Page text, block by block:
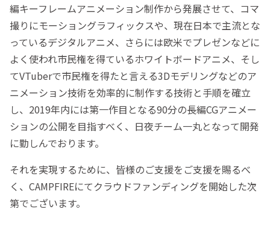
編キーフレームアニメーション制作から発展させて、コマ
撮りにモーショングラフィックスや、現在日本で主流とな
っているデジタルアニメ、さらには欧米でプレゼンなどに
よく使われ市民権を得ているホワイトボードアニメ、そし
てVTuberで市民権を得たと言える3Dモデリングなどのア
ニメーション技術を効率的に制作する技術と手順を確立
し、2019年内には第一作目となる90分の長編CGアニメー
ションの公開を目指すべく、日夜チーム一丸となって開発
に勤しんでおります。
それを実現するために、皆様のご支援をご支援を賜るべ
く、CAMPFIREにてクラウドファンディングを開始した次
第でございます。